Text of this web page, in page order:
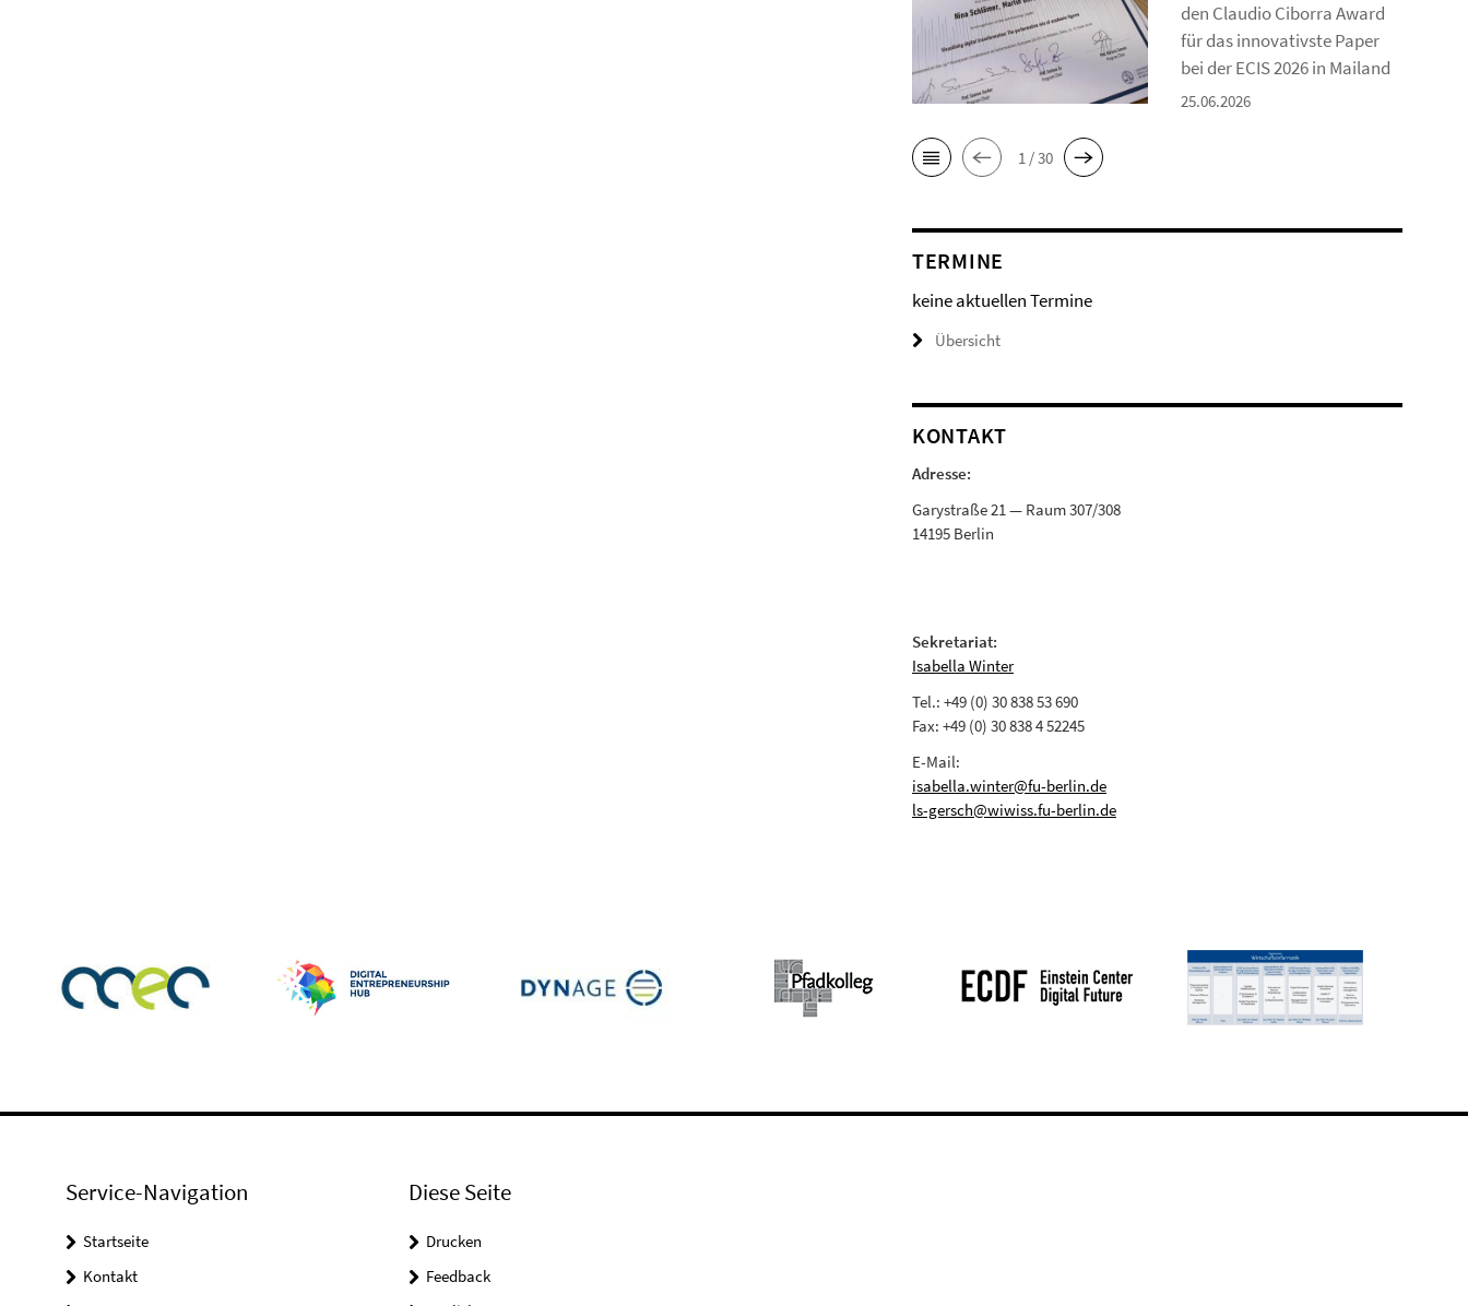
den Claudio Ciborra Award
für das innovativste Paper
bei der ECIS 2026 in Mailand
25.06.2026
1 / 30
TERMINE
keine aktuellen Termine
Übersicht
KONTAKT
Adresse:
Garystraße 21 — Raum 307/308
14195 Berlin
Sekretariat:
Isabella Winter
Tel.: +49 (0) 30 838 53 690
Fax: +49 (0) 30 838 4 52245
E-Mail:
isabella.winter@fu-berlin.de
ls-gersch@wiwiss.fu-berlin.de
Service-Navigation
Startseite
Kontakt
Diese Seite
Drucken
Feedback